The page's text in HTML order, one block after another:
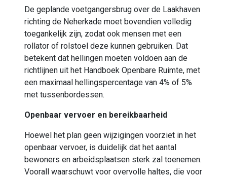
De geplande voetgangersbrug over de Laakhaven
richting de Neherkade moet bovendien volledig
toegankelijk zijn, zodat ook mensen met een
rollator of rolstoel deze kunnen gebruiken. Dat
betekent dat hellingen moeten voldoen aan de
richtlijnen uit het Handboek Openbare Ruimte, met
een maximaal hellingspercentage van 4% of 5%
met tussenbordessen.
Openbaar vervoer en bereikbaarheid
Hoewel het plan geen wijzigingen voorziet in het
openbaar vervoer, is duidelijk dat het aantal
bewoners en arbeidsplaatsen sterk zal toenemen.
Voorall waarschuwt voor overvolle haltes, die voor